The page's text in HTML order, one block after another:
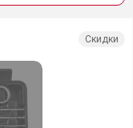
Скидки